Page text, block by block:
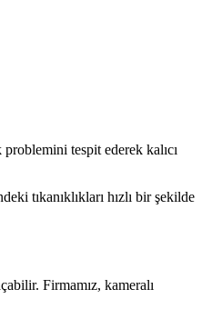
tespit ederek kalıcı
tıkanıklıkları hızlı bir şekilde
Firmamız, kameralı